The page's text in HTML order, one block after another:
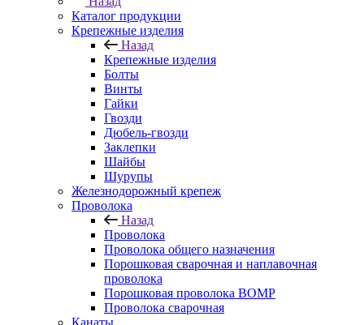
Каталог продукции
Крепежные изделия
Назад
Крепежные изделия
Болты
Винты
Гайки
Гвозди
Дюбель-гвозди
Заклепки
Шайбы
Шурупы
Железнодорожный крепеж
Проволока
Назад
Проволока
Проволока общего назначения
Порошковая сварочная и наплавочная
проволока
Порошковая проволока ВОМР
Проволока сварочная
Канаты